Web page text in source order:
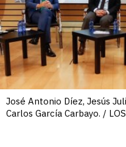
José Antonio Díez, Jesús
Carlos García Carbayo. /